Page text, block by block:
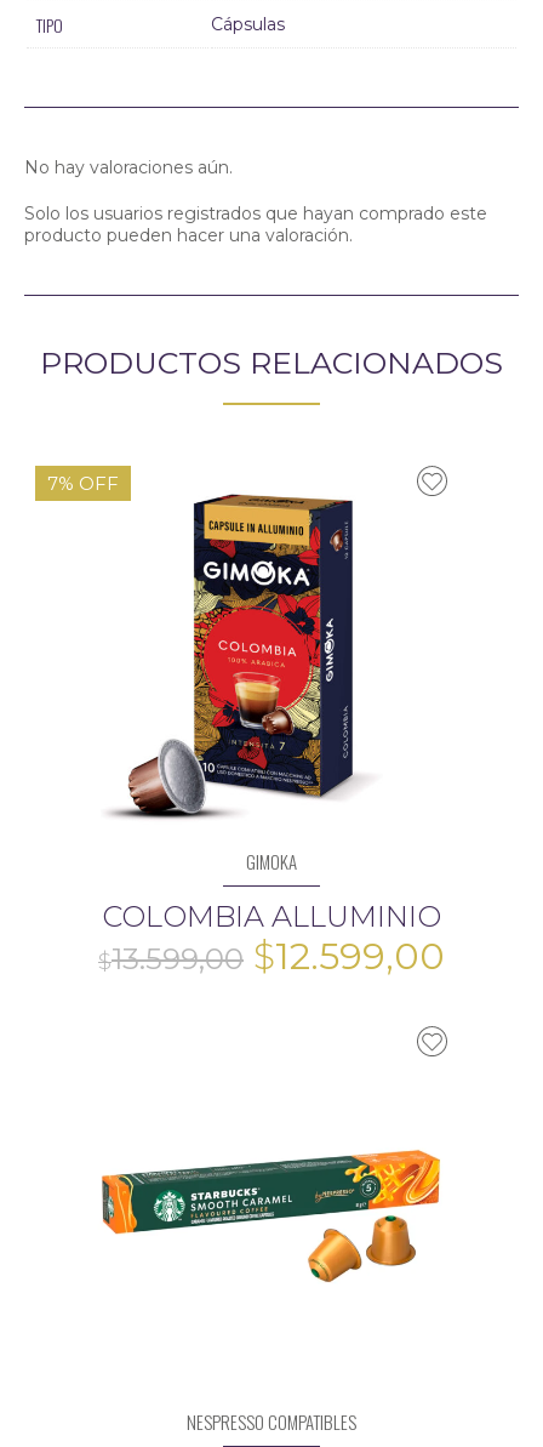
TIPO Cápsulas
No hay valoraciones aún.
Solo los usuarios registrados que hayan comprado este
producto pueden hacer una valoración.
PRODUCTOS RELACIONADOS
7% OFF
GIMOKA
COLOMBIA ALLUMINIO
El
$12.599,00
NESPRESSO COMPATIBLES